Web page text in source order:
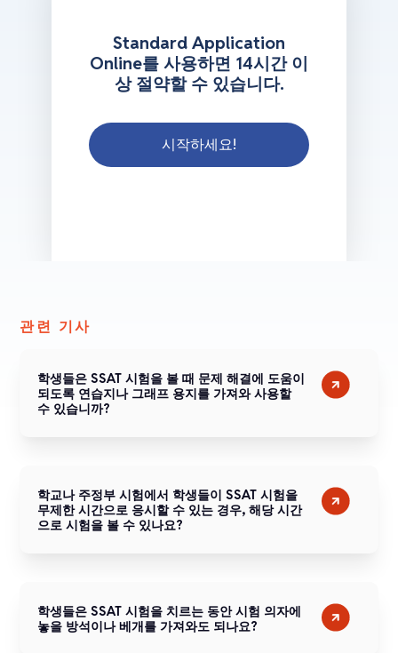
Standard Application
Online를 사용하면 14시간 이
상 절약할 수 있습니다.
시작하세요!
관련 기사
학생들은 SSAT 시험을 볼 때 문제 해결에 도움이
되도록 연습지나 그래프 용지를 가져와 사용할
수 있습니까?
학교나 주정부 시험에서 학생들이 SSAT 시험을
무제한 시간으로 응시할 수 있는 경우, 해당 시간
으로 시험을 볼 수 있나요?
학생들은 SSAT 시험을 치르는 동안 시험 의자에
놓을 방석이나 베개를 가져와도 되나요?